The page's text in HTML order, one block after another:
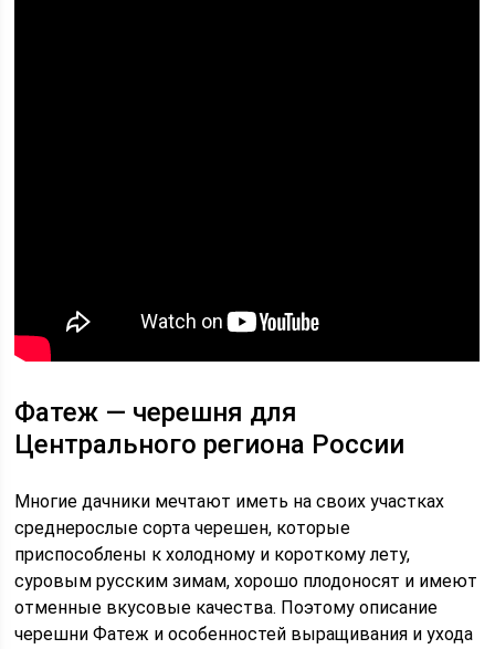
Фатеж — черешня для
Центрального региона России
Многие дачники мечтают иметь на своих участках
среднерослые сорта черешен, которые
приспособлены к холодному и короткому лету,
суровым русским зимам, хорошо плодоносят и имеют
отменные вкусовые качества. Поэтому описание
черешни Фатеж и особенностей выращивания и ухода